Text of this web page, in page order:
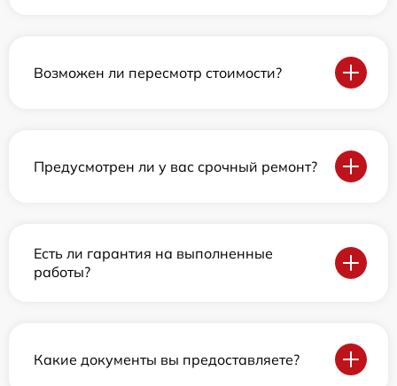
Возможен ли пересмотр стоимости?
Предусмотрен ли у вас срочный ремонт?
Есть ли гарантия на выполненные
работы?
Какие документы вы предоставляете?